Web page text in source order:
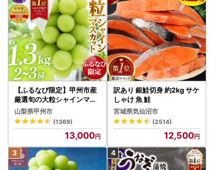
【ふるなび限定】甲州市産
厳選旬の大粒シャインマス
カット 約1.3kg 2～3房【2
026年発送】（MG）B12-
472 FN-Limited-VO シャ
インマスカット フルーツ
山梨県甲州市
(1369)
13,000
訳あり 銀鮭切身 約2kg サケ
しゃけ 魚 鮭
宮城県気仙沼市
(2514)
12,500